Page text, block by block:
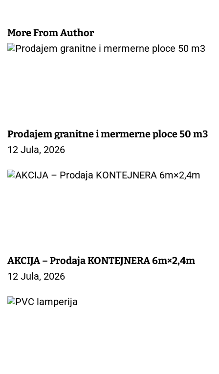
More From Author
Prodajem granitne i mermerne ploce 50 m3
12 Jula, 2026
AKCIJA – Prodaja KONTEJNERA 6m×2,4m
12 Jula, 2026